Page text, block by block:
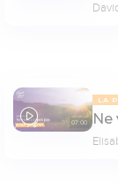
07:00
LA
Ne